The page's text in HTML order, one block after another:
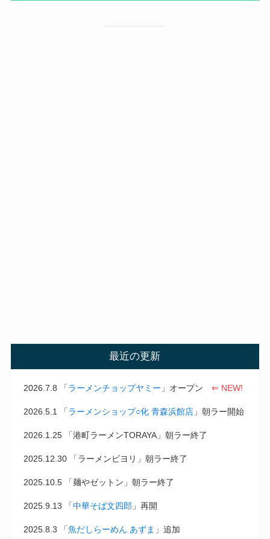
最近の更新
2026.7.8 「ラーメンチョップヤミー 」オープン⇐ NEW!
2026.5.1 「ラーメンショップ○化 青森浜館店 」朝ラー開始
2026.1.25 「港町ラーメンTORAYA」朝ラー終了
2025.12.30 「ラーメンビヨリ」朝ラー終了
2025.10.5 「麺やゼットン」朝ラー終了
2025.9.13 「中華そば文四郎 」再開
2025.8.3 「魚だしらーめん あずま 」追加